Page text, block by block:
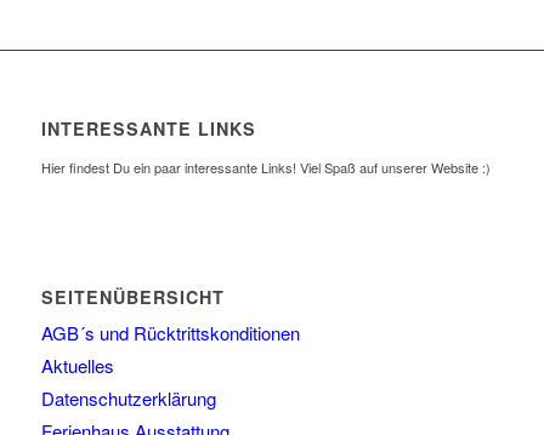
INTERESSANTE LINKS
Hier findest Du ein paar interessante Links! Viel Spaß auf unserer Website :)
SEITENÜBERSICHT
AGB´s und Rücktrittskonditionen
Aktuelles
Datenschutzerklärung